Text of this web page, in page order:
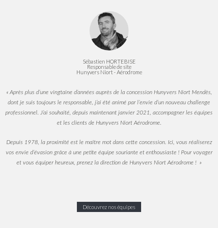
Sébastien HORTEBISE
Responsable de site
Hunyvers Niort - Aérodrome
« Après plus d’une vingtaine d’années auprès de la concession Hunyvers Niort Mendès,
dont je suis toujours le responsable, j’ai été animé par l’envie d’un nouveau challenge
professionnel. J’ai souhaité, depuis maintenant janvier 2021, accompagner les équipes
et les clients de Hunyvers Niort Aérodrome.
Depuis 1978, la proximité est le maître mot dans cette concession. Ici, vous réaliserez
vos envie d’évasion grâce à une petite équipe souriante et enthousiaste ! Pour voyager
et vous équiper heureux, prenez la direction de Hunyvers Niort Aérodrome ! »
Découvrez nos équipes